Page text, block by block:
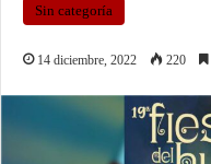
Sin categoría
14 diciembre, 2022 220